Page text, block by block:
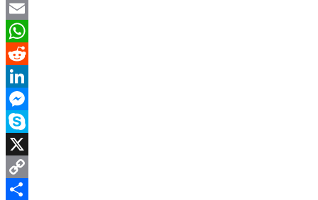
Facebook
Email
WhatsApp
Reddit
LinkedIn
Messenger
Skype
X
Copy